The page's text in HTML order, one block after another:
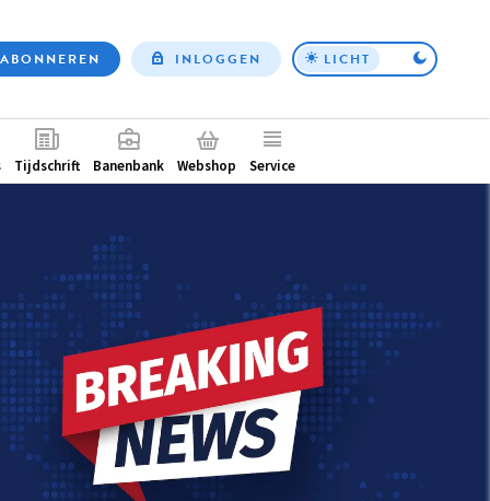
Top
ABONNEREN INLOGGEN LICHT
Tijdschrift Banenbank Webshop Service